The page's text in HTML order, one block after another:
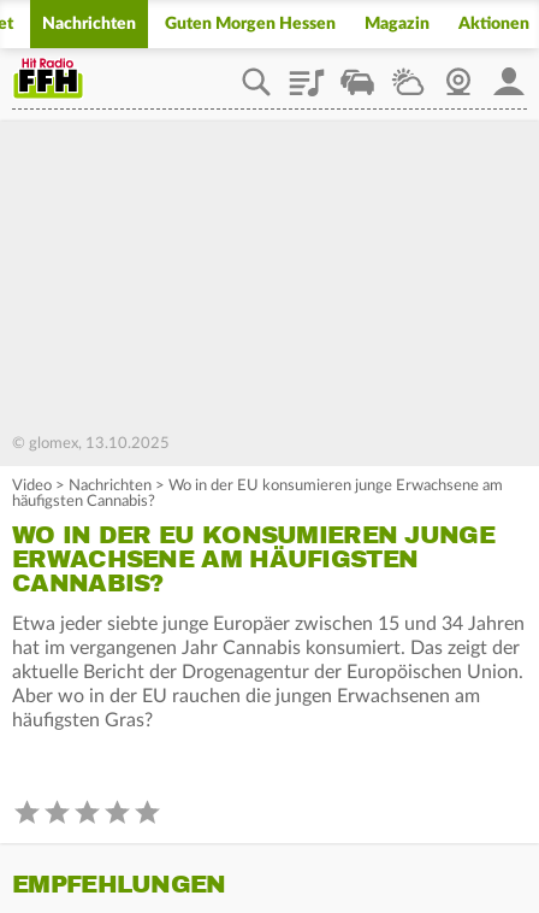
Nachrichten Guten Morgen Hessen Magazin Aktionen
PlaylistStaupilotWetterWebcam
© glomex, 13.10.2025
Video > Nachrichten > Wo in der EU konsumieren junge Erwachsene am
häufigsten Cannabis?
WO IN DER EU KONSUMIEREN JUNGE
ERWACHSENE AM HÄUFIGSTEN
CANNABIS?
Etwa jeder siebte junge Europäer zwischen 15 und 34 Jahren
hat im vergangenen Jahr Cannabis konsumiert. Das zeigt der
aktuelle Bericht der Drogenagentur der Europöischen Union.
Aber wo in der EU rauchen die jungen Erwachsenen am
häufigsten Gras?
EMPFEHLUNGEN